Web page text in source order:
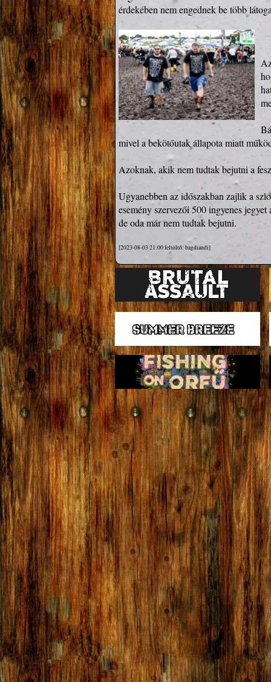
érdekében nem engednek be több
mivel a bekötőutak állapota miatt
Azoknak, akik nem tudtak bejutni a
Ugyanebben az időszakban zajlik a
esemény szervezői 500 ingyenes
de oda már nem tudtak bejutni.
[2023-08-03 21:00 feltöltő: bagdiandi]